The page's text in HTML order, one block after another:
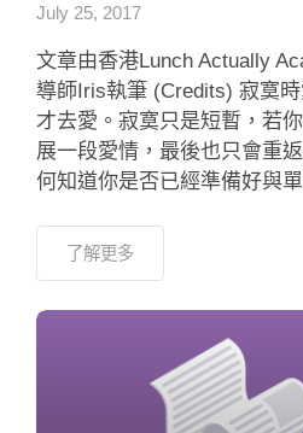
July 25, 2017
文章由香港Lunch Actually
導師Iris執筆 (Credits) 寂寞
才去愛。寂寞只是短暫，若
展一段愛情，最後也只會重
何知道你是否已經準備好與
了解更多